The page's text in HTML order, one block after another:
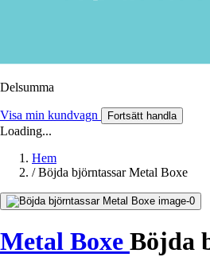
Delsumma
Visa min kundvagn Fortsätt handla
Loading...
Hem
/ Böjda björntassar Metal Boxe
Metal Boxe Böjda